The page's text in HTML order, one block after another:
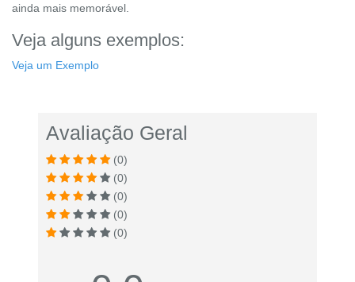
ainda mais memorável.
Veja alguns exemplos:
Veja um Exemplo
Avaliação Geral
(0)
(0)
(0)
(0)
(0)